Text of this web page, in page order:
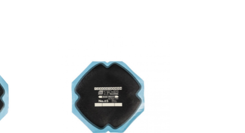
επιθυμιών
στην λίστα
επιθυμιών